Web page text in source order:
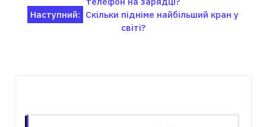
записів
Наступний: Скільки підніме найбільший кран у
світі?